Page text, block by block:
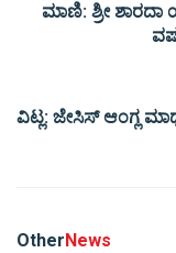
ಮಾಣಿ: ಶ್ರೀ
ವಿಟ್ಲ: ಜೇಸಿಸ್ ಆಂಗ್ಲ
OtherNews